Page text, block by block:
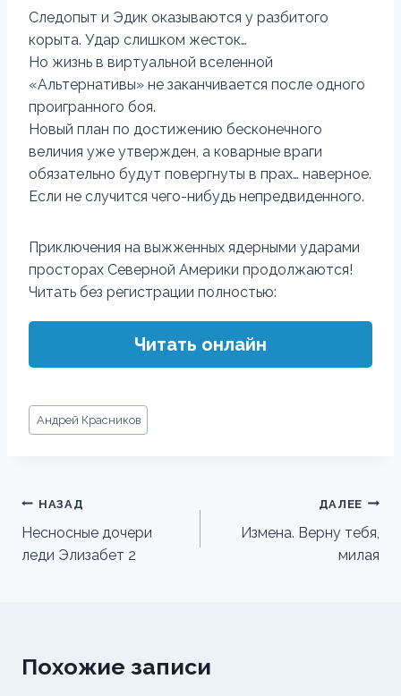
Следопыт и Эдик оказываются у разбитого
корыта. Удар слишком жесток…
Но жизнь в виртуальной вселенной
«Альтернативы» не заканчивается после одного
проигранного боя.
Новый план по достижению бесконечного
величия уже утвержден, а коварные враги
обязательно будут повергнуты в прах… наверное.
Если не случится чего-нибудь непредвиденного.
Приключения на выжженных ядерными ударами
просторах Северной Америки продолжаются!
Читать без регистрации полностью:
Читать онлайн
Метки
записи:
Андрей Красников
Навигация
по
записям
НАЗАД
Несносные дочери
леди Элизабет 2
ДАЛЕЕ
Измена. Верну тебя,
милая
Похожие записи